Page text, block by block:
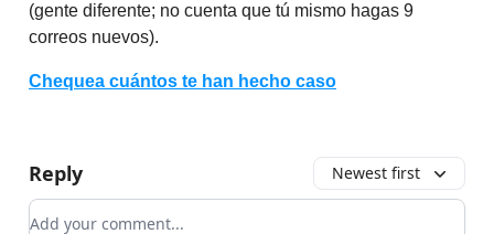
(gente diferente; no cuenta que tú mismo hagas 9
correos nuevos).
Chequea cuántos te han hecho caso
Reply Newest first
Add your comment